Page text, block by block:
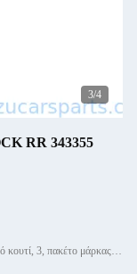
3/4
RR 343355
Συσκευασία λεπτομέρειες: 1, ουδέτερο κουτί, 2, χρωματικό κουτί, 3, πακέτο μάρκας πελάτη